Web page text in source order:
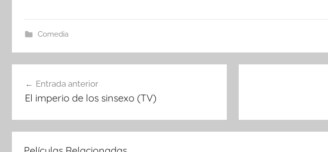
Comedia
Navegación
de
entradas
Entrada anterior
El imperio de los sinsexo (TV)